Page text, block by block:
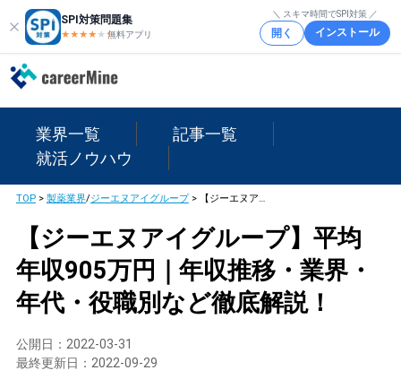
SPI対策問題集
★★★★ ★★
無料アプリ
＼ スキマ時間でSPI対策 ／
開く インストール
業界一覧
記事一覧
就活ノウハウ
TOP> 製薬業界/ジーエヌアイグループ> 【ジーエヌアイグループ】平均年収905万円｜年収推移・業界・年代・役職別など徹底解説！
【ジーエヌアイグループ】平均
年収905万円｜年収推移・業界・
年代・役職別など徹底解説！
公開日： 2022-03-31
最終更新日： 2022-09-29